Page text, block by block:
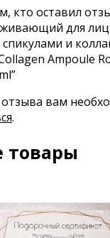
кто оставил
для
спикулами и
Ampoule
вам
.
товары